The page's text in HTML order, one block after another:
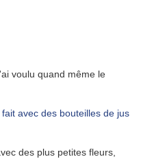
voulu quand même le
avec des bouteilles de jus
des plus petites fleurs,